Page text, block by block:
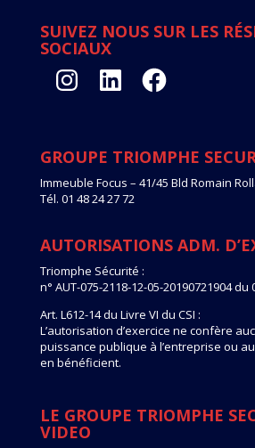
SUIVEZ NOUS SUR LES
SOCIAUX
InstagramLinkedIn Facebook
GROUPE TRIOMPHE
Immeuble Focus – 41/45 Bld Romain
Tél. 01 48 24 27 72
AUTORISATIONS ADM.
Triomphe Sécurité :
n° AUT-075-2118-12-05-20190721904 du
Art. L612-14 du Livre VI du CSI :
L’autorisation d’exercice ne confère
puissance publique à l’entreprise ou
en bénéficient.
LE GROUPE TRIOMPHE
VIDEO